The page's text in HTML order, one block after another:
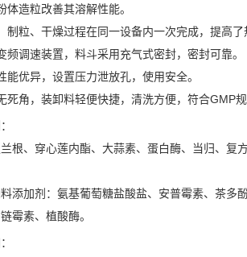
体造粒改善其溶解性能。
制粒、干燥过程在同一设备内一次完成，提高了
频调速装置，料斗采用充气式密封，密封可靠。
能优异，设置压力泄放孔，使用安全。
死角，装卸料轻便快捷，清洗方便，符合GMP规
根、穿心莲内酯、大蒜素、蛋白酶、当归、复
添加剂：氨基葡萄糖盐酸盐、安普霉素、茶多
霉素、植酸酶。